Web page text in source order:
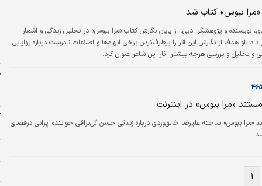
ببوس» کتاب شد
نویسنده و پژوهشگر ادبی، از پایان نگارش کتاب «مرا ببوس» در تحلیل زندگی و اشعار
او هدف از نگارش این اثر را برطرف‌کردن برخی ابهام‌ها و اطلاعات نادرست درباره زوایایی
و تحلیل و بررسی هرچه بیشتر آثار این شاعر عنوان کرد.
«مرا ببوس» در اینترنت
«مرا ببوس» ساخته علیرضا خالق‌وردی درباره زندگی حسن گل‌نراقی خواننده ایرانی درفضای
۱